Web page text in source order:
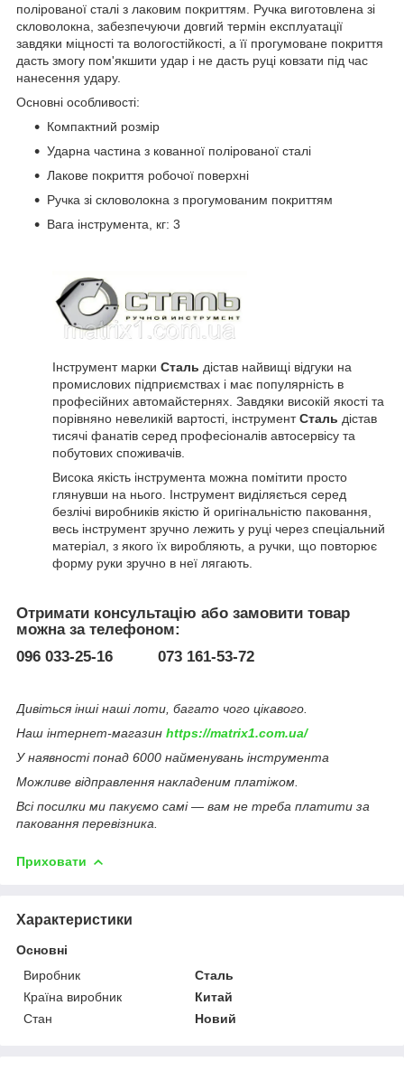
полірованої сталі з лаковим покриттям. Ручка виготовлена зі
скловолокна, забезпечуючи довгий термін експлуатації
завдяки міцності та вологостійкості, а її прогумоване покриття
дасть змогу пом'якшити удар і не дасть руці ковзати під час
нанесення удару.
Основні особливості:
Компактний розмір
Ударна частина з кованної полірованої сталі
Лакове покриття робочої поверхні
Ручка зі скловолокна з прогумованим покриттям
Вага інструмента, кг: 3
Інструмент марки Сталь дістав найвищі відгуки на
промислових підприємствах і має популярність в
професійних автомайстернях. Завдяки високій якості та
порівняно невеликій вартості, інструментСталь дістав
тисячі фанатів серед професіоналів автосервісу та
побутових споживачів.
Висока якість інструмента можна помітити просто
глянувши на нього. Інструмент виділяється серед
безлічі виробників якістю й оригінальністю паковання,
весь інструмент зручно лежить у руці через спеціальний
матеріал, з якого їх виробляють, а ручки, що повторює
форму руки зручно в неї лягають.
Отримати консультацію або замовити товар
можна за телефоном:
096 033-25-16 073 161-53-72
Дивіться інші наші лоти, багато чого цікавого.
Наш інтернет-магазин https://matrix1.com.ua/
У наявності понад 6000 найменувань інструмента
Можливе відправлення накладеним платіжом.
Всі посилки ми пакуємо самі — вам не треба платити за
паковання перевізника.
Приховати
Характеристики
Основні
Виробник
Сталь
Країна виробник
Китай
Стан
Новий